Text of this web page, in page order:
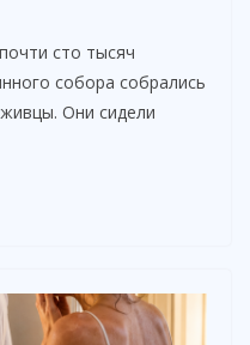
сто тысяч
собора собрались
Они сидели